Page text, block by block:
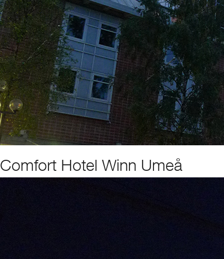
Comfort Hotel Winn Umeå